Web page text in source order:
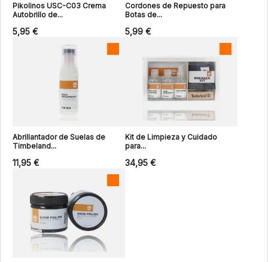
Pikolinos USC-C03 Crema
Autobrillo de...
5,95 €
Cordones de Repuesto para
Botas de...
5,99 €
Abrillantador de Suelas de
Timbeland...
11,95 €
Kit de Limpieza y Cuidado
para...
34,95 €